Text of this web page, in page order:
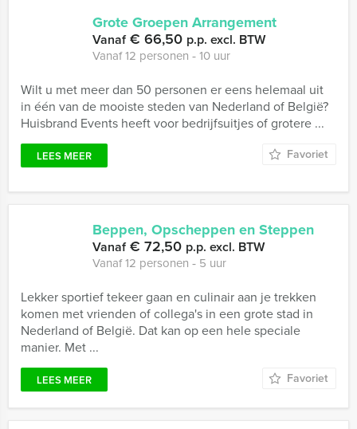
Grote Groepen Arrangement
Vanaf€ 66,50 p.p. excl. BTW
Vanaf 12 personen ‐ 10 uur
Wilt u met meer dan 50 personen er eens helemaal uit
in één van de mooiste steden van Nederland of België?
Huisbrand Events heeft voor bedrijfsuitjes of grotere ...
LEES MEER Favoriet
Beppen, Opscheppen en Steppen
Vanaf€ 72,50 p.p. excl. BTW
Vanaf 12 personen ‐ 5 uur
Lekker sportief tekeer gaan en culinair aan je trekken
komen met vrienden of collega's in een grote stad in
Nederland of België. Dat kan op een hele speciale
manier. Met ...
LEES MEER Favoriet